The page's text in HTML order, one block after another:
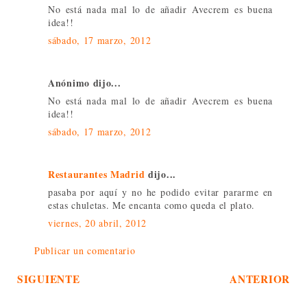
No está nada mal lo de añadir Avecrem es buena
idea!!
sábado, 17 marzo, 2012
Anónimo dijo...
No está nada mal lo de añadir Avecrem es buena
idea!!
sábado, 17 marzo, 2012
Restaurantes Madrid dijo...
pasaba por aquí y no he podido evitar pararme en
estas chuletas. Me encanta como queda el plato.
viernes, 20 abril, 2012
Publicar un comentario
SIGUIENTE ANTERIOR